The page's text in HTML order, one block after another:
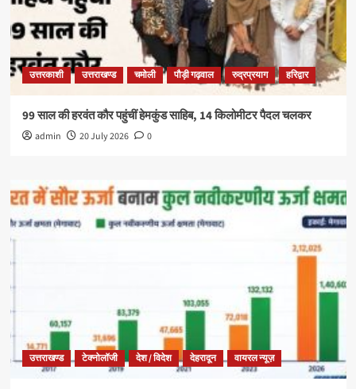
उत्तरकाशी उत्तराखण्ड चमोली पौड़ी गढ़वाल रुद्रप्रयाग हरिद्वार
99 साल की हरवंत कौर पहुंचीं हेमकुंड साहिब, 14 किलोमीटर पैदल चलकर
admin 20 July 2026 0
उत्तराखण्ड टेक्नोलॉजी देश / विदेश देहरादून वायरल न्यूज़